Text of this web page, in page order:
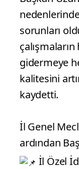
sorunları
gidermeye
kalitesini
kaydetti.
İl Genel
ardından
İl Özel